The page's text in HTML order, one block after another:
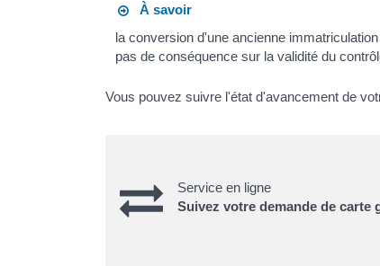
À savoir
la conversion d'une ancienne
pas de conséquence sur la validité du
Vous pouvez suivre l'état d'avancement de
Service en ligne
Suivez votre demande de carte